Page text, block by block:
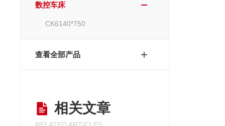
数控车床
CK6140*750
查看全部产品
相关文章